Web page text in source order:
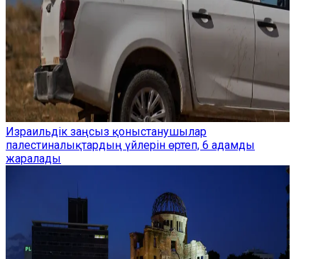
Израильдік заңсыз қоныстанушылар
палестиналықтардың үйлерін өртеп, 6 адамды
жаралады